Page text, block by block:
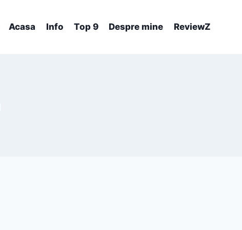
Acasa Info Top 9 Despre mine ReviewZ